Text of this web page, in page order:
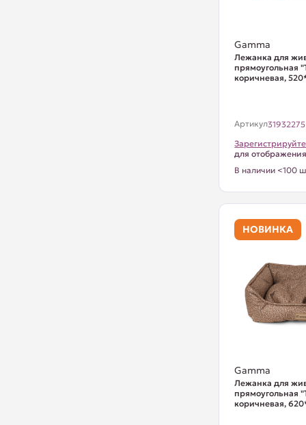
Gamma
Лежанка для
прямоугольная
коричневая,
Артикул31932275
для
В наличии <100
НОВИНКА
Gamma
Лежанка для
прямоугольная
коричневая,